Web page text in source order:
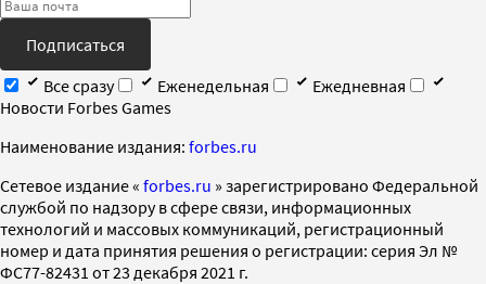
Подписаться
Все сразу
Еженедельная
Ежедневная
Новости Forbes Games
Наименование издания: forbes.ru
Cетевое издание « forbes.ru » зарегистрировано Федеральной
службой по надзору в сфере связи, информационных
технологий и массовых коммуникаций, регистрационный
номер и дата принятия решения о регистрации: серия Эл №
ФС77-82431 от 23 декабря 2021 г.